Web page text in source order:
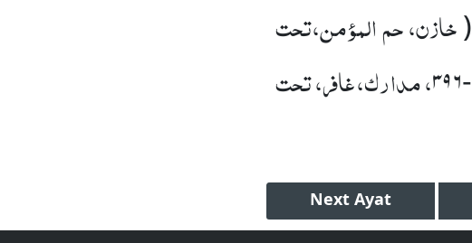
(خازن، حم المؤمن،تحت
-۳۹۶، مدارک، غافر، تحت
Next Ayat